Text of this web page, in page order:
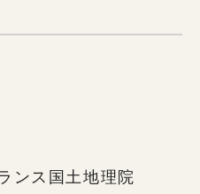
ンス国土地理院